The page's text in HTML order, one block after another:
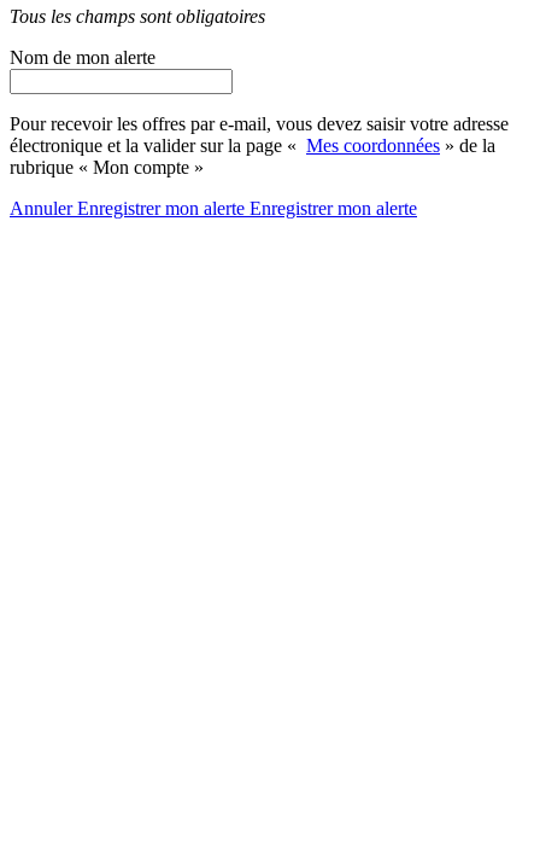
Tous les champs sont obligatoires
Nom de mon alerte
Pour recevoir les offres par e-mail, vous devez saisir votre adresse
électronique et la valider sur la page « Mes coordonnées » de la
rubrique « Mon compte »
AnnulerEnregistrer mon alerte Enregistrermon alerte